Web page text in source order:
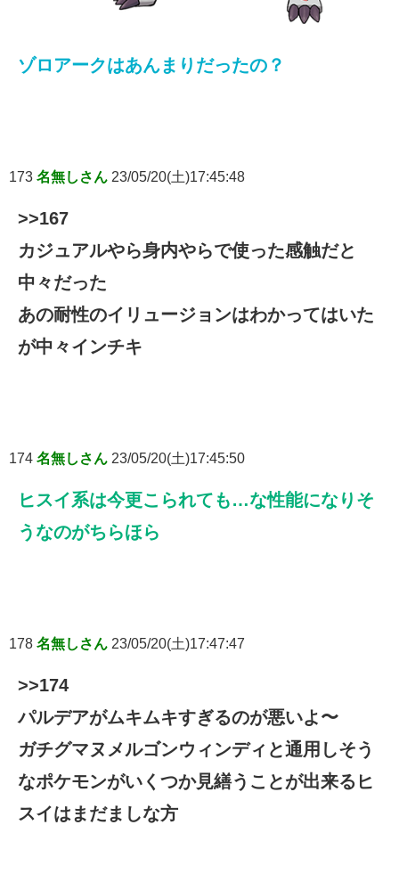
ゾロアークはあんまりだったの？
173 名無しさん 23/05/20(土)17:45:48
>>167
カジュアルやら身内やらで使った感触だと
中々だった
あの耐性のイリュージョンはわかってはいた
が中々インチキ
174 名無しさん 23/05/20(土)17:45:50
ヒスイ系は今更こられても…な性能になりそ
うなのがちらほら
178 名無しさん 23/05/20(土)17:47:47
>>174
パルデアがムキムキすぎるのが悪いよ〜
ガチグマヌメルゴンウィンディと通用しそう
なポケモンがいくつか見繕うことが出来るヒ
スイはまだましな方